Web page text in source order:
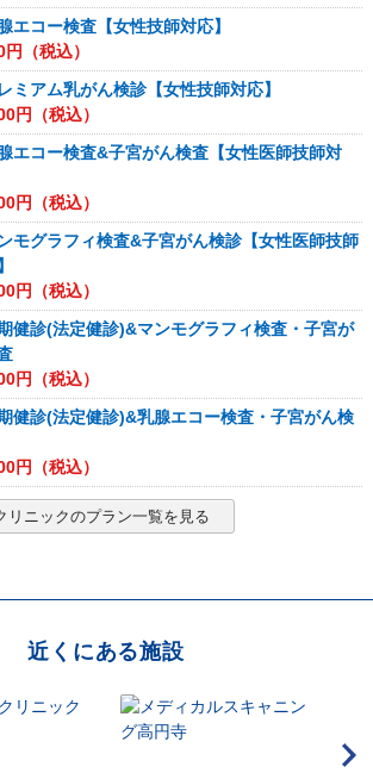
エコー検査【女性技師対応】
円（税込）
ミアム乳がん検診【女性技師対応】
円（税込）
エコー検査&子宮がん検査【女性医師技師対
円（税込）
モグラフィ検査&子宮がん検診【女性医師技師
円（税込）
健診(法定健診)&マンモグラフィ検査・子宮が
円（税込）
健診(法定健診)&乳腺エコー検査・子宮がん検
円（税込）
リニックのプラン一覧を見る
近くにある施設